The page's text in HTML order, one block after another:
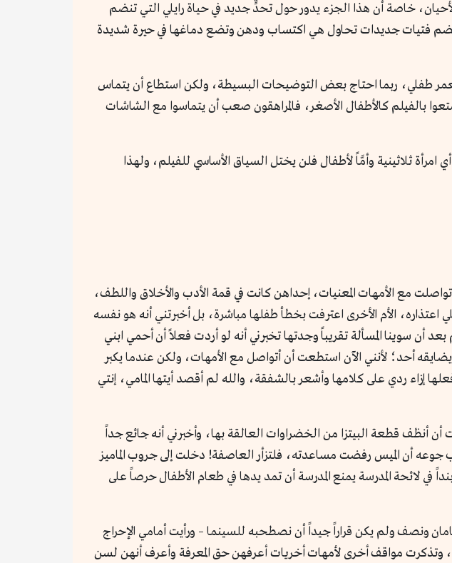
خاصة أن هذا الجزء يدور حول تحدٍّ جديد في حياة رايلي التي تنضم
يضم فتيات جديدات تحاول هي اكتساب ودهن وتضع دماغها في حيرة شديدة
طفلي، ربما احتاج بعض التوضيحات البسيطة، ولكن استطاع أن يتماس
بالفيلم كالأطفال الأصغر، فالمراهقون صعب أن يتماسوا مع الشاشات
ثلاثينية وأمَّاً لأطفال فلن يختل السياق الأساسي للفيلم، ولهذا
مع الأمهات المعنيات، إحداهن كانت في قمة الأدب والأخلاق واللطف،
الأم الأخرى اعترفت بخطأ طفلها مباشرة، بل أخبرتني أنه هو نفسه
أن سوينا المسألة تقريباً وجدتها تخبرني أنه لو أردت فعلاً أن أحمي ابني
أحد؛ لأنني الآن استطعت أن أتواصل مع الأمهات، ولكن عندما يكبر
إزاء ردي على كلامها وأشعر بالشفقة، والله لم أقصد أيتها المامي، إنتي
أنظف قطعة البيتزا من الخضراوات العالقة بها، وأخبرني أنه جائع جداً
جوعه أن الميس رفضت مساعدته، فلتزأر العاصفة! دخلت إلى جروب الماميز
في لائحة المدرسة يمنع المدرسة أن تمد يدها في طعام الأطفال حرصاً على
ونصف ولم يكن قراراً جيداً أن نصطحبه للسينما – ورأيت أمامي الإحراج
وتذكرت مواقف أخرى لأمهات أخريات أعرفهن حق المعرفة وأعرف أنهن لسن